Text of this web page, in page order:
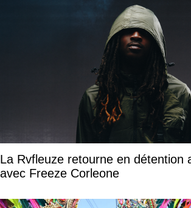
La Rvfleuze retourne en détention
avec Freeze Corleone